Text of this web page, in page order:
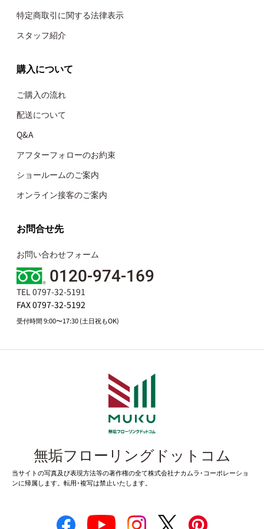
特定商取引に関する法律表示
スタッフ紹介
購入について
ご購入の流れ
配送について
Q&A
アフターフォローのお約束
ショールームのご案内
オンライン接客のご案内
お問合せ先
お問い合わせフォーム
0120-974-169
TEL 0797-32-5191
FAX 0797-32-5192
受付時間 9:00〜17:30 (土日祝もOK)
無垢フローリングドットコム
当サイトの写真及び表現方法等の著作権の全て株式会社ナカムラ･コーポレーショ
ンに帰属します。転用･複写は禁止いたします。